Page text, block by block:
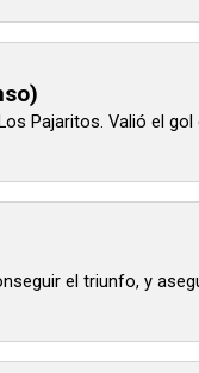
Pajaritos. Valió el
el triunfo, y